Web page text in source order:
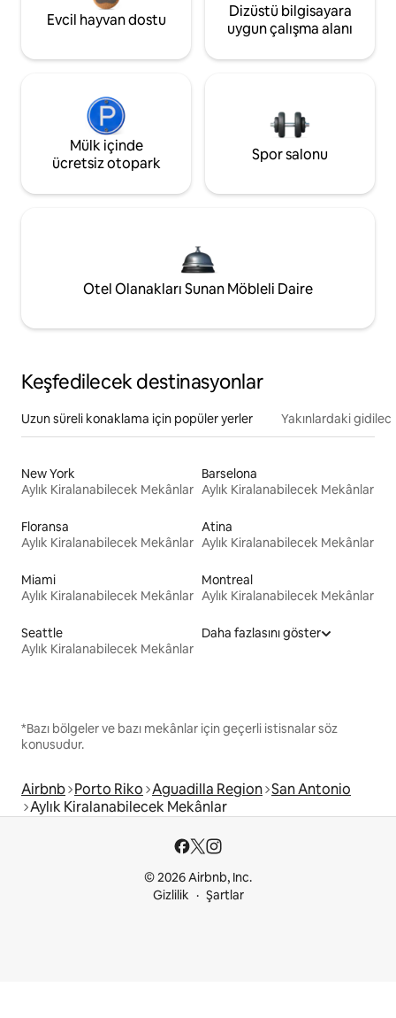
Evcil hayvan dostu
Dizüstü bilgisayara
uygun çalışma alanı
Mülk içinde
ücretsiz otopark
Spor salonu
Otel Olanakları Sunan Möbleli Daire
Keşfedilecek destinasyonlar
Uzun süreli konaklama için popüler yerler Yakınlardaki
New York
Aylık Kiralanabilecek Mekânlar
Barselona
Aylık Kiralanabilecek Mekânlar
Floransa
Aylık Kiralanabilecek Mekânlar
Atina
Aylık Kiralanabilecek Mekânlar
Miami
Aylık Kiralanabilecek Mekânlar
Montreal
Aylık Kiralanabilecek Mekânlar
Seattle
Aylık Kiralanabilecek Mekânlar
Daha fazlasını göster
*Bazı bölgeler ve bazı mekânlar için geçerli istisnalar söz
konusudur.
Airbnb Porto Riko Aguadilla Region San Antonio
Aylık Kiralanabilecek Mekânlar
© 2026 Airbnb, Inc.
Gizlilik
Şartlar